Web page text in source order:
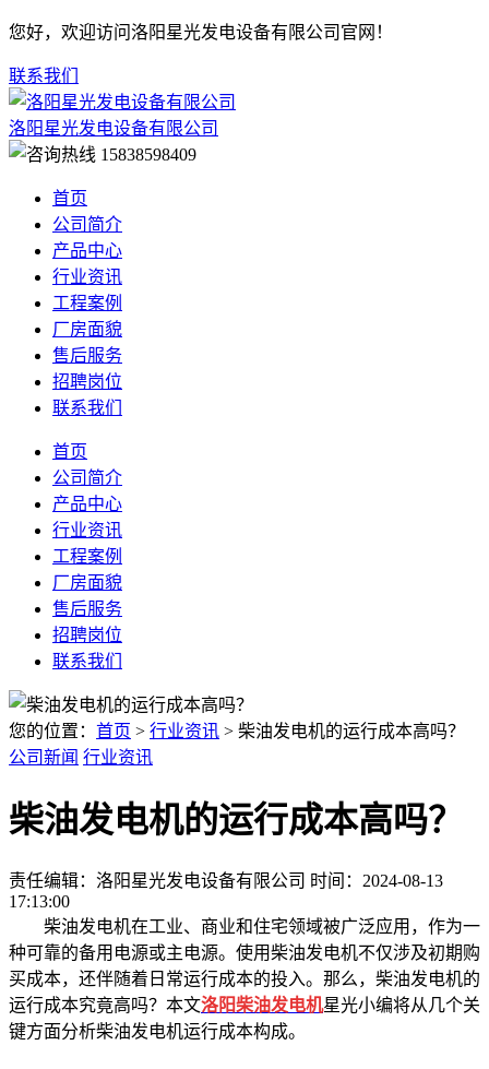
您好，欢迎访问洛阳星光发电设备有限公司官网！
联系我们
洛阳星光发电设备有限公司
15838598409
首页
公司简介
产品中心
行业资讯
工程案例
厂房面貌
售后服务
招聘岗位
联系我们
首页
公司简介
产品中心
行业资讯
工程案例
厂房面貌
售后服务
招聘岗位
联系我们
您的位置： 首页 > 行业资讯 > 柴油发电机的运行成本高吗？
公司新闻 行业资讯
柴油发电机的运行成本高吗？
责任编辑：洛阳星光发电设备有限公司 时间：2024-08-13
17:13:00
柴油发电机在工业、商业和住宅领域被广泛应用，作为一
种可靠的备用电源或主电源。使用柴油发电机不仅涉及初期购
买成本，还伴随着日常运行成本的投入。那么，柴油发电机的
运行成本究竟高吗？本文洛阳柴油发电机星光小编将从几个关
键方面分析柴油发电机运行成本构成。